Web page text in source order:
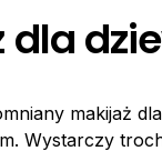
makijaż
Wystarczy